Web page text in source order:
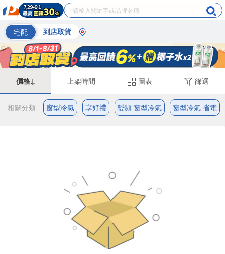
宅配 到店取貨
價格↓ 上架時間 圖表 篩選
相關分類 窗型冷氣 享好禮 變頻 窗型冷氣 窗型冷氣 省電